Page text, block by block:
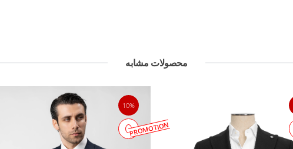
محصولات مشابه
10%
PROMOTION